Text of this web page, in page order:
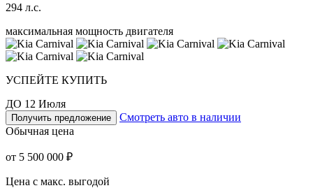
294 л.с.
максимальная мощность двигателя
УСПЕЙТЕ КУПИТЬ
ДО 12 Июля
Получить предложение
Смотреть авто в наличии
Обычная цена
от 5 500 000 ₽
Цена с макс. выгодой